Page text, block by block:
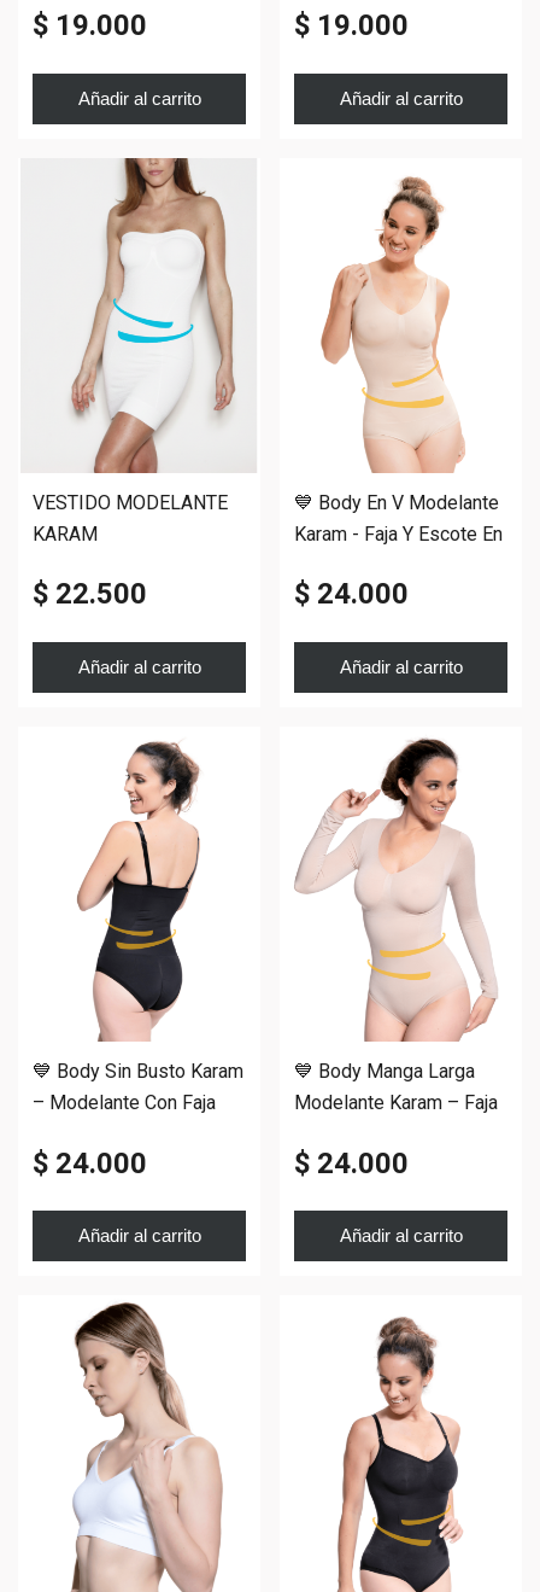
$ 19.000
Añadir al carrito
$ 19.000
Añadir al carrito
VESTIDO MODELANTE
KARAM
$ 22.500
Añadir al carrito
💙 Body En V Modelante
Karam - Faja Y Escote En
$ 24.000
Añadir al carrito
💙 Body Sin Busto Karam
– Modelante Con Faja
$ 24.000
Añadir al carrito
💙 Body Manga Larga
Modelante Karam – Faja
$ 24.000
Añadir al carrito